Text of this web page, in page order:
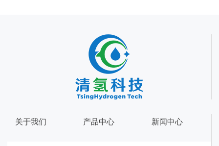
关于我们 产品中心 新闻中心